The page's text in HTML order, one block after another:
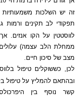
זה יש השלכות משמעותיות
תפקודי לב תקינים ורמות
לווסטטין על הקו אנזים.
ממחלת הלב עצמה)
מצב של סיכון חיים.
לכן, כששוקלים טיפול
ובהתאם להמליץ על טיפול
קשר נוסף בין